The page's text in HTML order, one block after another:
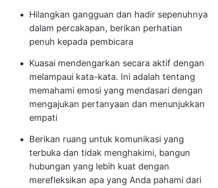
Hilangkan gangguan dan hadir sepenuhnya
dalam percakapan, berikan perhatian
penuh kepada pembicara
Kuasai mendengarkan secara aktif dengan
melampaui kata-kata. Ini adalah tentang
memahami emosi yang mendasari dengan
mengajukan pertanyaan dan menunjukkan
empati
Berikan ruang untuk komunikasi yang
terbuka dan tidak menghakimi, bangun
hubungan yang lebih kuat dengan
merefleksikan apa yang Anda pahami dari